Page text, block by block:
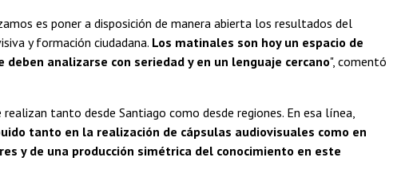
es poner a disposición de manera abierta los resultados del
y formación ciudadana. Los matinales son hoy un espacio de
analizarse con seriedad y en un lenguaje cercano", comentó
tanto desde Santiago como desde regiones. En esa línea,
tanto en la realización de cápsulas audiovisuales como en
y de una producción simétrica del conocimiento en este